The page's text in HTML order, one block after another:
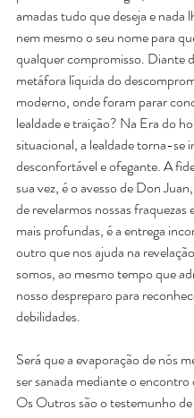
amadas tudo que deseja e nada
nem mesmo o seu nome para
qualquer compromisso. Diante
metáfora líquida do
moderno, onde foram parar
lealdade e traição? Na Era do
situacional, a lealdade torna-se
desconfortável e ofegante. A
sua vez, é o avesso de Don
de revelarmos nossas fraquezas
mais profundas, é a entrega
outro que nos ajuda na
somos, ao mesmo tempo que
nosso despreparo para
debilidades.
Será que a evaporação de nós
ser sanada mediante o
Os Outros são o testemunho de